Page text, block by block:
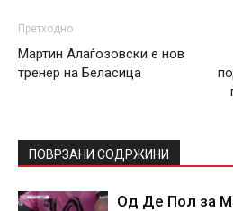
Претходно
Мартин Алаѓозовски е нов
тренер на Беласица
ПОВРЗАНИ СОДРЖИНИ
Од Де Пол за